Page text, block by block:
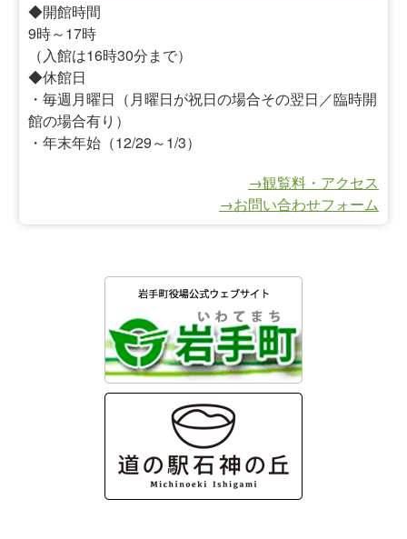
◆開館時間
9時～17時
（入館は16時30分まで）
◆休館日
・毎週月曜日（月曜日が祝日の場合その翌日／臨時開
館の場合有り）
・年末年始（12/29～1/3）
→観覧料・アクセス
→お問い合わせフォーム